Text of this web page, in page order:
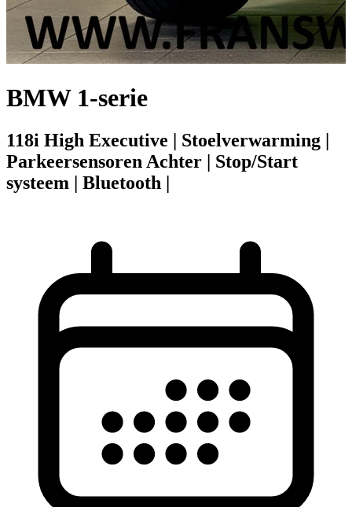
BMW 1-serie
118i High Executive | Stoelverwarming |
Parkeersensoren Achter | Stop/Start
systeem | Bluetooth |